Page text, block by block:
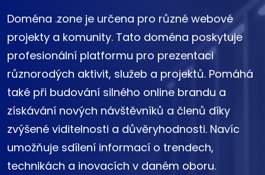
Doména .zone je určena pro různé webové
projekty a komunity. Tato doména poskytuje
profesionální platformu pro prezentaci
různorodých aktivit, služeb a projektů. Pomáhá
také při budování silného online brandu a
získávání nových návštěvníků a členů díky
zvýšené viditelnosti a důvěryhodnosti. Navíc
umožňuje sdílení informací o trendech,
technikách a inovacích v daném oboru.